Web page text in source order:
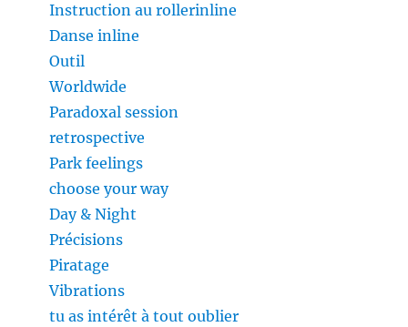
Instruction au rollerinline
Danse inline
Outil
Worldwide
Paradoxal session
retrospective
Park feelings
choose your way
Day & Night
Précisions
Piratage
Vibrations
tu as intérêt à tout oublier